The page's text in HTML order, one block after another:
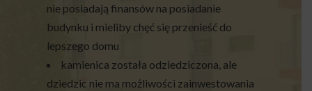
nie posiadają finansów na posiadanie
budynku i mieliby chęć się przenieść do
lepszego domu
kamienica została odziedziczona, ale
dziedzic nie ma możliwości zainwestowania